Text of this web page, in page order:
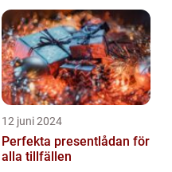
12 juni 2024
Perfekta presentlådan för
alla tillfällen